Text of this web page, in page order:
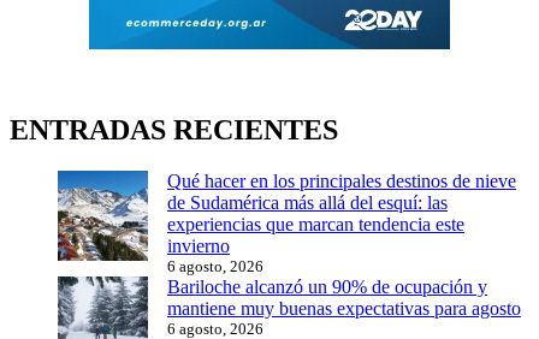
ENTRADAS RECIENTES
Qué hacer en los principales destinos de nieve
de Sudamérica más allá del esquí: las
experiencias que marcan tendencia este
invierno
6 agosto, 2026
Bariloche alcanzó un 90% de ocupación y
mantiene muy buenas expectativas para agosto
6 agosto, 2026